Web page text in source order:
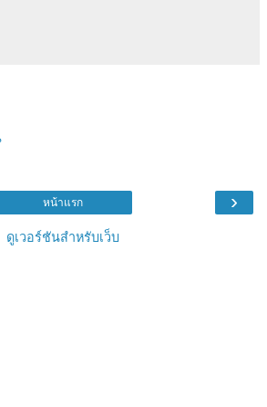
›
หน้าแรก
ดูเวอร์ชันสำหรับเว็บ